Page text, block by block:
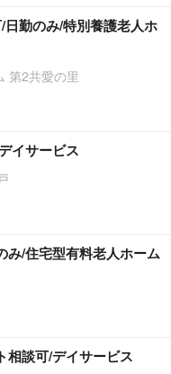
日勤のみ/特別養護老人ホ
第2共愛の里
イサービス
み/住宅型有料老人ホーム
相談可/デイサービス